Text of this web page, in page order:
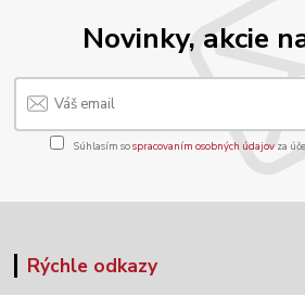
Novinky, akcie
Súhlasím sospracovaním osobných údajov za
Rýchle odkazy